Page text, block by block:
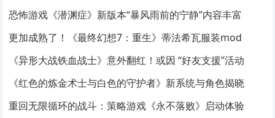
恐怖游戏《潜渊症》新版本“暴风雨前的宁静”内容丰富
更加成熟了！《最终幻想7：重生》蒂法希瓦服装mod
《异形大战铁血战士》意外翻红！或因 “好友支援”活动
《红色的炼金术士与白色的守护者》新系统与角色揭晓
重回无限循环的战斗：策略游戏《永不落败》启动体验